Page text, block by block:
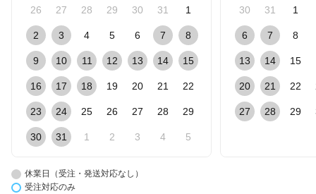
26 27 28 29 30 31 1
2 3 4 5 6 7 8
9 10 11 12 13 14 15
16 17 18 19 20 21 22
23 24 25 26 27 28 29
30 31 1 2 3 4 5
30 31 1
6 7 8
13 14 15
20 21 22
27 28 29
休業日（受注・発送対応なし）
受注対応のみ